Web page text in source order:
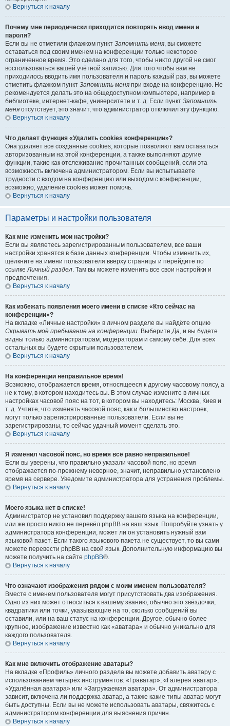
Вернуться к началу
Почему мне периодически приходится повторять ввод имени и
пароля?
Если вы не отметили флажком пункт Запомнить меня, вы сможете
оставаться под своим именем на конференции только некоторое
ограниченное время. Это сделано для того, чтобы никто другой не смог
воспользоваться вашей учётной записью. Для того чтобы вам не
приходилось вводить имя пользователя и пароль каждый раз, вы можете
отметить флажком пункт Запомнить меня при входе на конференцию. Не
рекомендуется делать это на общедоступном компьютере, например в
библиотеке, интернет-кафе, университете и т. д. Если пункт Запомнить
меня отсутствует, это значит, что администратор отключил эту функцию.
Вернуться к началу
Что делает функция «Удалить cookies конференции»?
Она удаляет все созданные cookies, которые позволяют вам оставаться
авторизованным на этой конференции, а также выполняют другие
функции, такие как отслеживание прочитанных сообщений, если эта
возможность включена администратором. Если вы испытываете
трудности с входом на конференцию или выходом с конференции,
возможно, удаление cookies может помочь.
Вернуться к началу
Параметры и настройки пользователя
Как мне изменить мои настройки?
Если вы являетесь зарегистрированным пользователем, все ваши
настройки хранятся в базе данных конференции. Чтобы изменить их,
щёлкните на имени пользователя вверху страницы и перейдите по
ссылкеЛичный раздел. Там вы можете изменить все свои настройки и
предпочтения.
Вернуться к началу
Как избежать появления моего имени в списке «Кто сейчас на
конференции»?
На вкладке «Личные настройки» в личном разделе вы найдёте опцию
Скрывать моё пребывание на конференции. ВыберитеДа, и вы будете
видны только администраторам, модераторам и самому себе. Для всех
остальных вы будете скрытым пользователем.
Вернуться к началу
На конференции неправильное время!
Возможно, отображается время, относящееся к другому часовому поясу, а
не к тому, в котором находитесь вы. В этом случае измените в личных
настройках часовой пояс на тот, в котором вы находитесь: Москва, Киев и
т. д. Учтите, что изменять часовой пояс, как и большинство настроек,
могут только зарегистрированные пользователи. Если вы не
зарегистрированы, то сейчас удачный момент сделать это.
Вернуться к началу
Я изменил часовой пояс, но время всё равно неправильное!
Если вы уверены, что правильно указали часовой пояс, но время
отображается по-прежнему неверное, значит, неправильно установлено
время на сервере. Уведомите администратора для устранения проблемы.
Вернуться к началу
Моего языка нет в списке!
Администратор не установил поддержку вашего языка на конференции,
или же просто никто не перевёл phpBB на ваш язык. Попробуйте узнать у
администратора конференции, может ли он установить нужный вам
языковой пакет. Если такого языкового пакета не существует, то вы сами
можете перевести phpBB на свой язык. Дополнительную информацию вы
можете получить на сайте phpBB®.
Вернуться к началу
Что означают изображения рядом с моим именем пользователя?
Вместе с именем пользователя могут присутствовать два изображения.
Одно из них может относиться к вашему званию, обычно это звёздочки,
квадратики или точки, указывающие на то, сколько сообщений вы
оставили, или на ваш статус на конференции. Другое, обычно более
крупное, изображение известно как «аватара» и обычно уникально для
каждого пользователя.
Вернуться к началу
Как мне включить отображение аватары?
На вкладке «Профиль» личного раздела вы можете добавить аватару с
использованием четырёх инструментов: «Граватар», «Галерея аватар»,
«Удалённая аватара» или «Загружаемая аватара». От администратора
зависит, включена ли поддержка аватар, а также какие типы аватар могут
быть доступны. Если вы не можете использовать аватары, свяжитесь с
администратором конференции для выяснения причин.
Вернуться к началу